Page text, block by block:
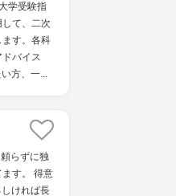
学受験指
て、二次
す。各科
バイス
方、一...
らずに独
す。 得意
ければ長